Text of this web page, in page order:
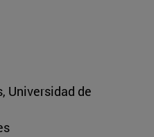
Universidad de